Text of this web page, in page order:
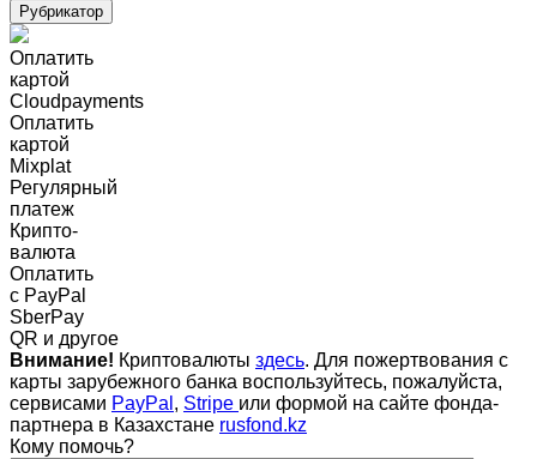
Рубрикатор
Оплатить
картой
Cloudpayments
Оплатить
картой
Mixplat
Регулярный
платеж
Крипто-
валюта
Оплатить
c PayPal
SberPay
QR и другое
Внимание! Криптовалюты здесь. Для пожертвования с
карты зарубежного банка воспользуйтесь, пожалуйста,
сервисами PayPal , Stripe или формой на сайте фонда-
партнера в Казахстане rusfond.kz
Кому помочь?